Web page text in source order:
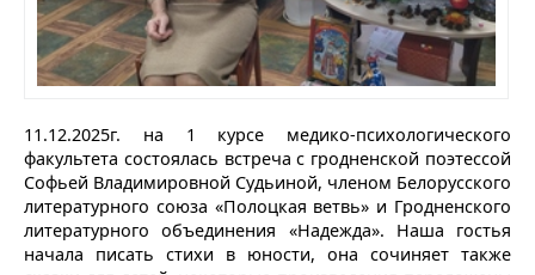
11.12.2025г. на 1 курсе медико-психологического
факультета состоялась встреча с гродненской поэтессой
Софьей Владимировной Судьиной, членом Белорусского
литературного союза «Полоцкая ветвь» и Гродненского
литературного объединения «Надежда». Наша гостья
начала писать стихи в юности, она сочиняет также